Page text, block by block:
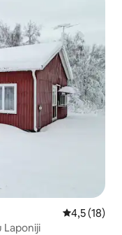
Prosečna
4,5 (18)
Laponiji